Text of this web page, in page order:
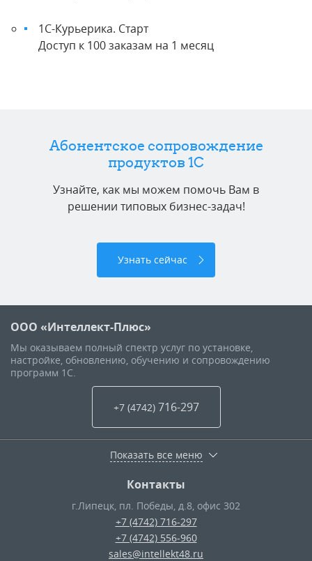
1С-Курьерика. Старт
Доступ к 100 заказам на 1 месяц
Абонентское сопровождение
продуктов 1C
Узнайте, как мы можем помочь Вам в
решении типовых бизнес-задач!
Узнать сейчас
ООО «Интеллект-Плюс»
Мы оказываем полный спектр услуг по установке,
настройке, обновлению, обучению и сопровождению
программ 1С.
+7 (4742) 716-297
Показать все меню
Контакты
г.Липецк пл. Победы, д.8, офис 302
+7 (4742) 716-297
+7 (4742) 556-960
sales@intellekt48.ru